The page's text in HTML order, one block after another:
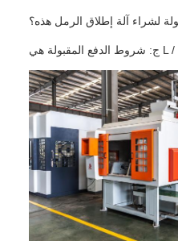
لشراء آلة إطلاق الرمل هذه؟